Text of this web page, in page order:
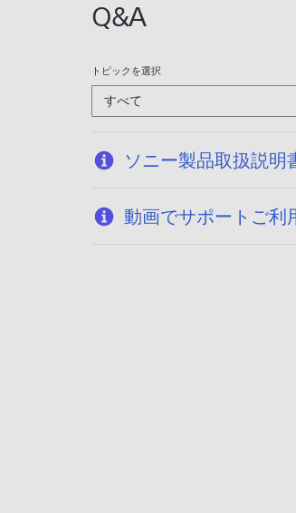
/
0
1
/
Q&A
トピックを選択
すべて
ソニー製品取扱説明
動画でサポートご利